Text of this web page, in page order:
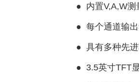
● 内置V,A,W
● 每个通道输
● 具有多种先
● 3.5英寸TFT